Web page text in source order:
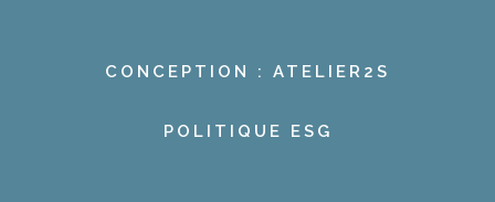
CONCEPTION : ATELIER2S
POLITIQUE ESG